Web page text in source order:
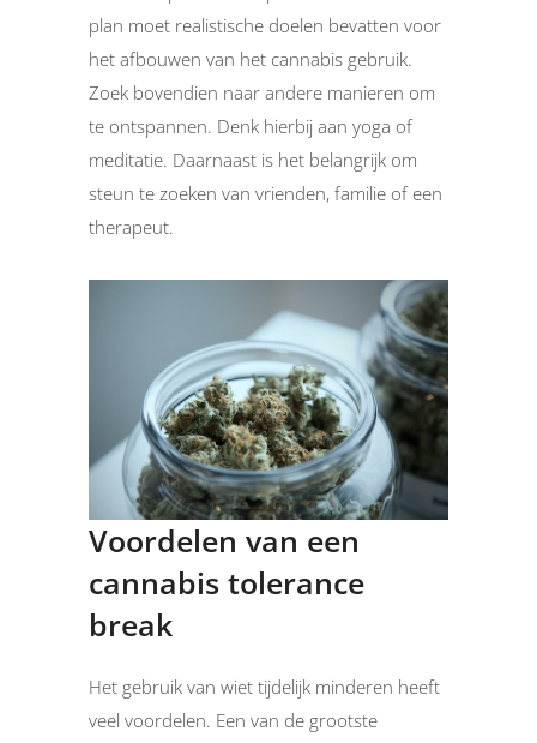
plan moet realistische doelen bevatten voor
het afbouwen van het cannabis gebruik.
Zoek bovendien naar andere manieren om
te ontspannen. Denk hierbij aan yoga of
meditatie. Daarnaast is het belangrijk om
steun te zoeken van vrienden, familie of een
therapeut.
Voordelen van een
cannabis tolerance
break
Het gebruik van wiet tijdelijk minderen heeft
veel voordelen. Een van de grootste